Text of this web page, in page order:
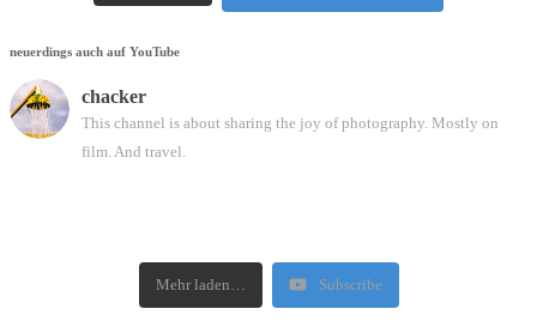
neuerdings auch auf YouTube
chacker
This channel is about sharing the joy of photography. Mostly on
film. And travel.
Mehr laden… Subscribe